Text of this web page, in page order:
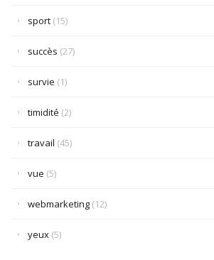
sport (15)
succès (27)
survie (1)
timidité (2)
travail (45)
vue (5)
webmarketing (12)
yeux (5)